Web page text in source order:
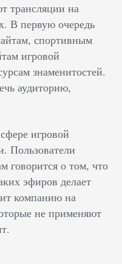
трансляции на
В первую очередь
спортивным
игровой
знаменитостей.
аудиторию,
игровой
Пользователи
говорится о том, что
эфиров делает
компанию на
не применяют